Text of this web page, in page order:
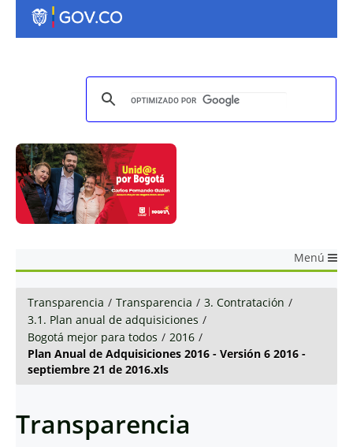
Menú
Transparencia / Transparencia / 3. Contratación /
3.1. Plan anual de adquisiciones /
Bogotá mejor para todos / 2016 /
Plan Anual de Adquisiciones 2016 - Versión 6 2016 -
septiembre 21 de 2016.xls
Transparencia